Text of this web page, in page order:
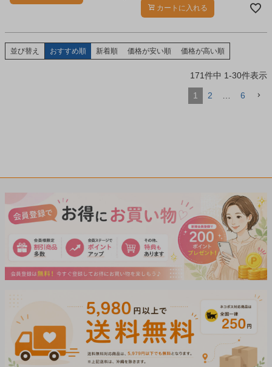
カートに入れる
並び替え おすすめ順 新着順 価格が安い順 価格が高い順
171件中 1-30件表示
1 2 … 6